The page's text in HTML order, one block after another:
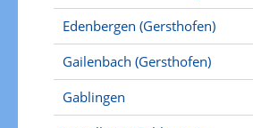
Edenbergen (Gersthofen)
Gailenbach (Gersthofen)
Gablingen